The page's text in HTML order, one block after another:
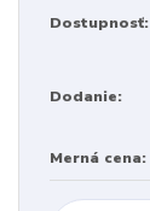
Dostupnosť:
Dodanie:
Merná cena: